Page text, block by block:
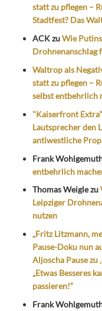
statt zu pflegen –
Stadtfest? Das
ACKzuWie
Drohnenanschlag
Waltrop als
statt zu pflegen –
selbst entbehrlich
"Kaiserfront
Lautsprecher den
antiwestliche
Frank
entbehrlich
Thomas Weiglezu
Leipziger
nutzen
„Fritz Litzmann,
Pause-Doku nun
Aljoscha Pause zu
„Etwas Besseres
passieren!“
Frank